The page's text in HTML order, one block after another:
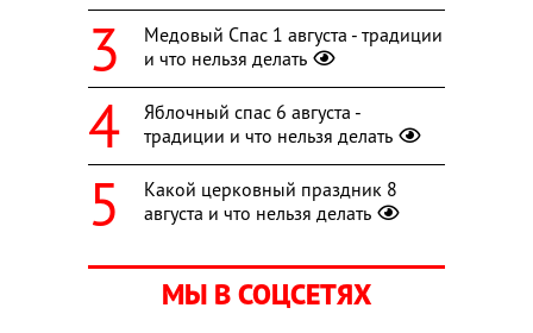
Медовый Спас 1 августа - традиции
и что нельзя делать
Яблочный спас 6 августа -
традиции и что нельзя делать
Какой церковный праздник 8
августа и что нельзя делать
МЫ В СОЦСЕТЯХ